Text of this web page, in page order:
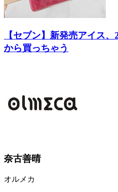
【セブン】新発売アイス
から買っちゃう
奈古善晴
オルメカ